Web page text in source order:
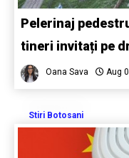
Pelerinaj
tineri invitați pe
Oana Sava Aug
Stiri Botosani